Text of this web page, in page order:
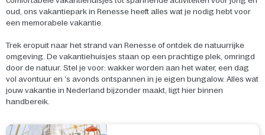
oud, ons vakantiepark in Renesse heeft alles wat je nodig hebt voor
een memorabele vakantie.
Trek eropuit naar het strand van Renesse of ontdek de natuurrijke
omgeving. De vakantiehuisjes staan op een prachtige plek, omringd
door de natuur. Stel je voor: wakker worden aan het water, een dag
vol avontuur en ’s avonds ontspannen in je eigen bungalow. Alles wat
jouw vakantie in Nederland bijzonder maakt, ligt hier binnen
handbereik.